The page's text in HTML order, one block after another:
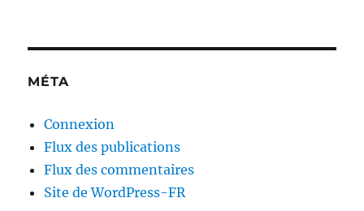
MÉTA
Connexion
Flux des publications
Flux des commentaires
Site de WordPress-FR